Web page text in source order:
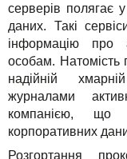
серверів полягає
даних. Такі
інформацію про
особам. Натомість
надійній
журналами
компанією, що
корпоративних
Розгортання